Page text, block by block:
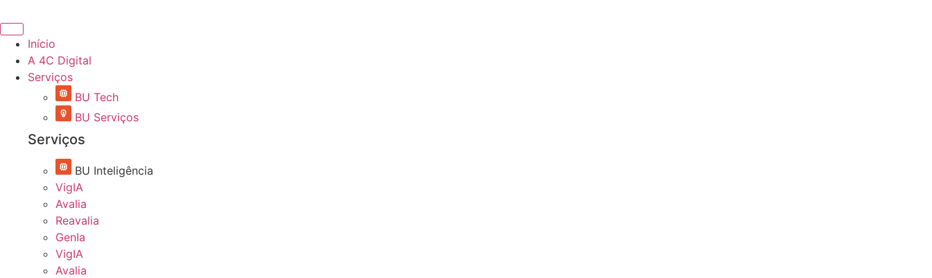
para
conteúdo
Início
A 4C Digital
Serviços
BU Tech
BU Serviços
Serviços
BU Inteligência
VigIA
Avalia
Reavalia
GenIa
VigIA
Avalia